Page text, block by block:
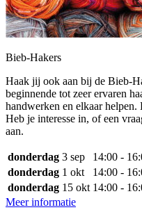
Bieb-Hakers
Haak jij ook aan bij de Bieb-
beginnende tot zeer ervaren
handwerken en elkaar
Heb je interesse in, of een
aan.
donderdag 3 sep 14:00 -
donderdag 1 okt 14:00 -
donderdag 15 okt 14:00 -
Meer informatie